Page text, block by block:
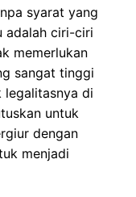
syarat yang
adalah ciri-ciri
memerlukan
sangat tinggi
legalitasnya di
untuk
dengan
menjadi